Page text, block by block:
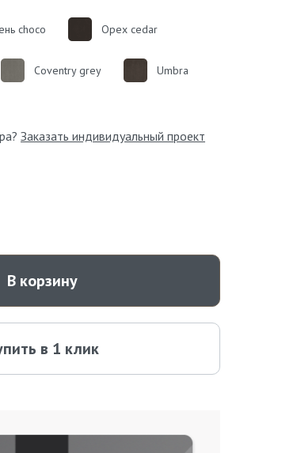
choco Орех cedar
Coventry grey Umbra
Заказать индивидуальный проект
В корзину
в 1 клик